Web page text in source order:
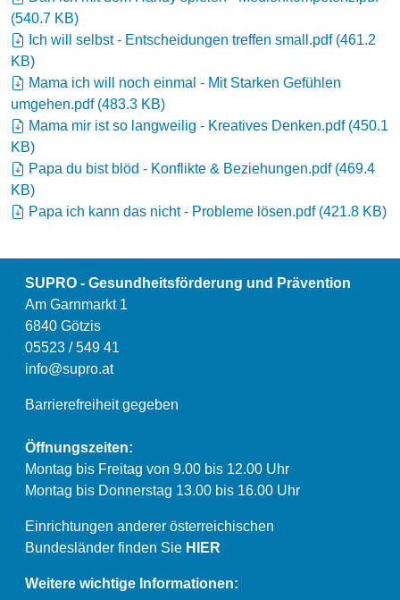
(540.7 KB)
Ich will selbst - Entscheidungen treffen small.pdf(461.2
KB)
Mama ich will noch einmal - Mit Starken Gefühlen
umgehen.pdf(483.3 KB)
Mama mir ist so langweilig - Kreatives Denken.pdf(450.1
KB)
Papa du bist blöd - Konflikte & Beziehungen.pdf(469.4
KB)
Papa ich kann das nicht - Probleme lösen.pdf(421.8 KB)
SUPRO - Gesundheitsförderung und Prävention
Am Garnmarkt 1
6840 Götzis
05523 / 549 41
info@supro.at
Barrierefreiheit gegeben
Öffnungszeiten:
Montag bis Freitag von 9.00 bis 12.00 Uhr
Montag bis Donnerstag 13.00 bis 16.00 Uhr
Einrichtungen anderer österreichischen
Bundesländer finden Sie HIER
Weitere wichtige Informationen: